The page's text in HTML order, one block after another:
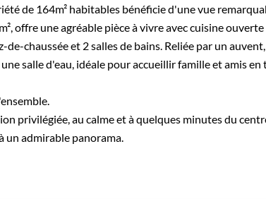
de 164m² habitables bénéficie d'une vue
offre une agréable pièce à vivre avec cuisine
chaussée et 2 salles de bains. Reliée par un
salle d'eau, idéale pour accueillir famille et amis
privilégiée, au calme et à quelques minutes du
un admirable panorama.